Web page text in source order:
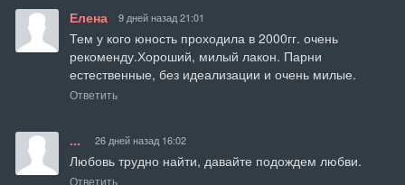
Елена 9 дней назад 21:01
Тем у кого юность проходила в 2000гг. очень
рекоменду.Хороший, милый лакон. Парни
естественные, без идеализации и очень милые.
Ответить
... 26 дней назад 16:02
Любовь трудно найти, давайте подождем любви.
Ответить